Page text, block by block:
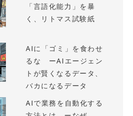
「言語化能力」を暴
く、リトマス試験紙
AIに「ゴミ」を食わせ
るな ーAIエージェン
トが賢くなるデータ、
バカになるデータ
AIで業務を自動化する